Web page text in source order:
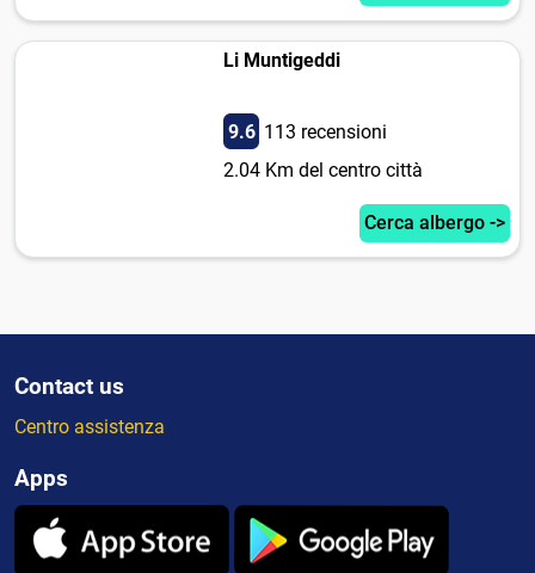
Li Muntigeddi
9.6 113 recensioni
2.04 Km del centro città
Cerca albergo ->
Contact us
Centro assistenza
Apps